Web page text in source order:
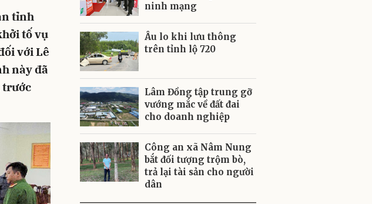
tỉnh
tố vụ
với Lê
này đã
trước
ninh mạng
Âu lo khi lưu thông
trên tỉnh lộ 720
Lâm Đồng tập trung gỡ
vướng mắc về đất đai
cho doanh nghiệp
Công an xã Nâm Nung
bắt đối tượng trộm bò,
trả lại tài sản cho người
dân